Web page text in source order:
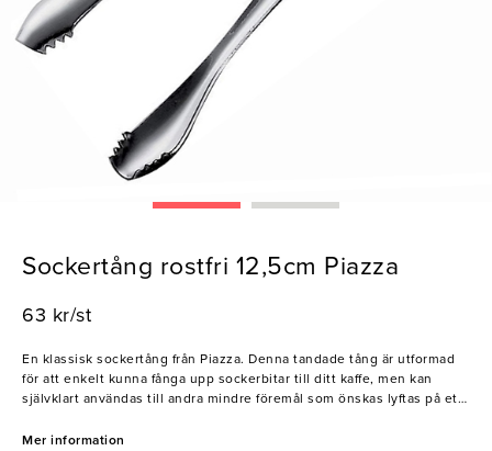
Sockertång rostfri 12,5cm Piazza
63 kr/st
En klassisk sockertång från Piazza. Denna tandade tång är utformad
för att enkelt kunna fånga upp sockerbitar till ditt kaffe, men kan
självklart användas till andra mindre föremål som önskas lyftas på ett
Mer information